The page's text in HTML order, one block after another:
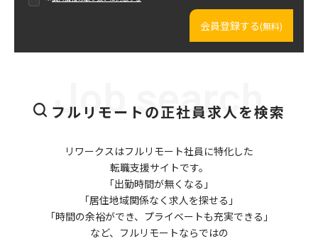
会員登録する(無料)
フルリモートの正社員求人を検索
Job search
リワークスはフルリモート社員に特化した
転職支援サイトです。
「出勤時間が無くなる」
「居住地域関係なく求人を探せる」
「時間の余裕ができ、プライベートも充実できる」
など、フルリモートならではの